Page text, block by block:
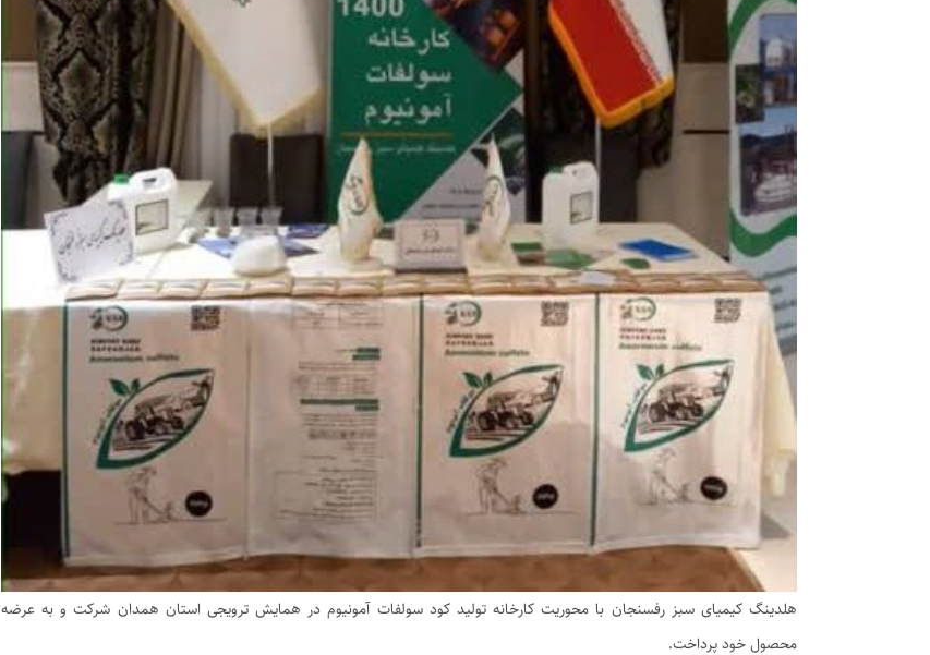
هلدینگ کیمیای سبز رفسنجان با محوریت کارخانه تولید کود سولفات آمونیوم در همایش ترویجی استان همدان شرکت و به عرضه
محصول خود پرداخت.